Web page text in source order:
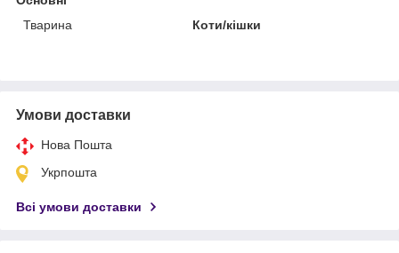
Тварина
Коти/кішки
Умови доставки
Нова Пошта
Укрпошта
Всі умови доставки